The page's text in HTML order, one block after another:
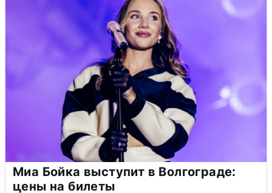
Миа Бойка выступит в Волгограде:
цены на билеты